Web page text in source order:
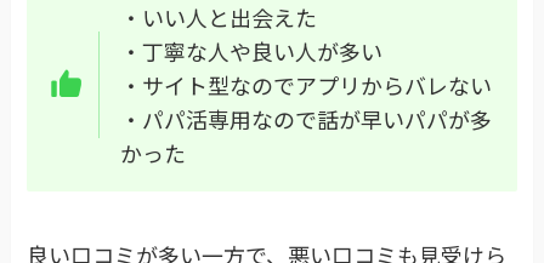
・いい人と出会えた
・丁寧な人や良い人が多い
・サイト型なのでアプリからバレない
・パパ活専用なので話が早いパパが多
かった
良い口コミが多い一方で、悪い口コミも見受けら